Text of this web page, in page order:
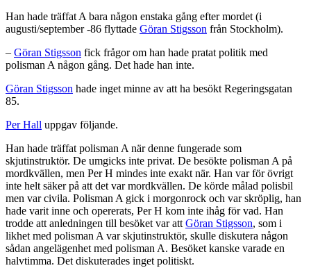
Han hade träffat A bara någon enstaka gång efter mordet (i
augusti/september -86 flyttade Göran Stigsson från Stockholm).
– Göran Stigsson fick frågor om han hade pratat politik med
polisman A någon gång. Det hade han inte.
Göran Stigsson hade inget minne av att ha besökt Regeringsgatan
85.
Per Hall uppgav följande.
Han hade träffat polisman A när denne fungerade som
skjutinstruktör. De umgicks inte privat. De besökte polisman A på
mordkvällen, men Per H mindes inte exakt när. Han var för övrigt
inte helt säker på att det var mordkvällen. De körde målad polisbil
men var civila. Polisman A gick i morgonrock och var skröplig, han
hade varit inne och opererats, Per H kom inte ihåg för vad. Han
trodde att anledningen till besöket var att Göran Stigsson, som i
likhet med polisman A var skjutinstruktör, skulle diskutera någon
sådan angelägenhet med polisman A. Besöket kanske varade en
halvtimma. Det diskuterades inget politiskt.